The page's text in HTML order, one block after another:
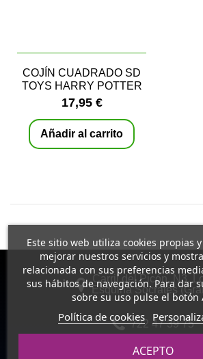
COJÍN CUADRADO SD
TOYS HARRY POTTER
MAPA DEL
MERODEADOR
17,95 €
Añadir al carrito
Carril del Picón, N3,
Esquina Socrates
722 47 39 75
Este sitio web utiliza cookies propias
mejorar nuestros servicios y
relacionada con sus preferencias
sus hábitos de navegación. Para dar
sobre su uso pulse el botón
Política de cookies
ACEPTO